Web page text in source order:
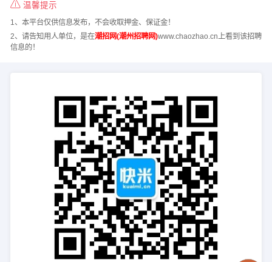
温馨提示
1、本平台仅供信息发布，不会收取押金、保证金！
2、请告知用人单位，是在潮招网(潮州招聘网)www.chaozhao.cn上看到该招聘
信息的！